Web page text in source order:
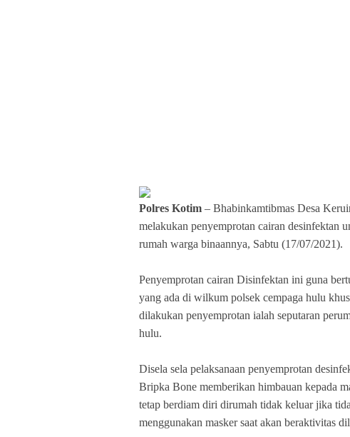
Polres Kotim – Bhabinkamtibmas Desa
melakukan penyemprotan cairan desinfektan
rumah warga binaannya, Sabtu (17/07/2021).
Penyemprotan cairan Disinfektan ini guna
yang ada di wilkum polsek cempaga hulu
dilakukan penyemprotan ialah seputaran
hulu.
Disela sela pelaksanaan penyemprotan
Bripka Bone memberikan himbauan kepada
tetap berdiam diri dirumah tidak keluar jika
menggunakan masker saat akan beraktivitas